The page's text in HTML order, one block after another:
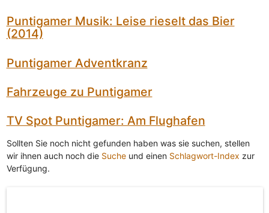
Puntigamer Musik: Leise rieselt das Bier
(2014)
Puntigamer Adventkranz
Fahrzeuge zu Puntigamer
TV Spot Puntigamer: Am Flughafen
Sollten Sie noch nicht gefunden haben was sie suchen, stellen
wir ihnen auch noch die Sucheund einen Schlagwort-Index zur
Verfügung.